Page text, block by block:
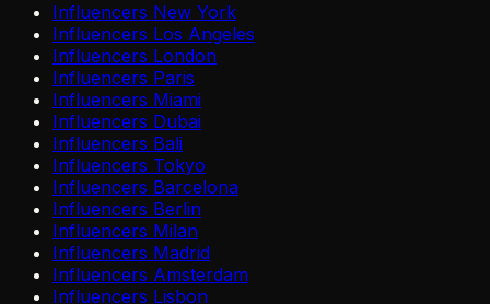
Influencers New York
Influencers Los Angeles
Influencers London
Influencers Paris
Influencers Miami
Influencers Dubai
Influencers Bali
Influencers Tokyo
Influencers Barcelona
Influencers Berlin
Influencers Milan
Influencers Madrid
Influencers Amsterdam
Influencers Lisbon